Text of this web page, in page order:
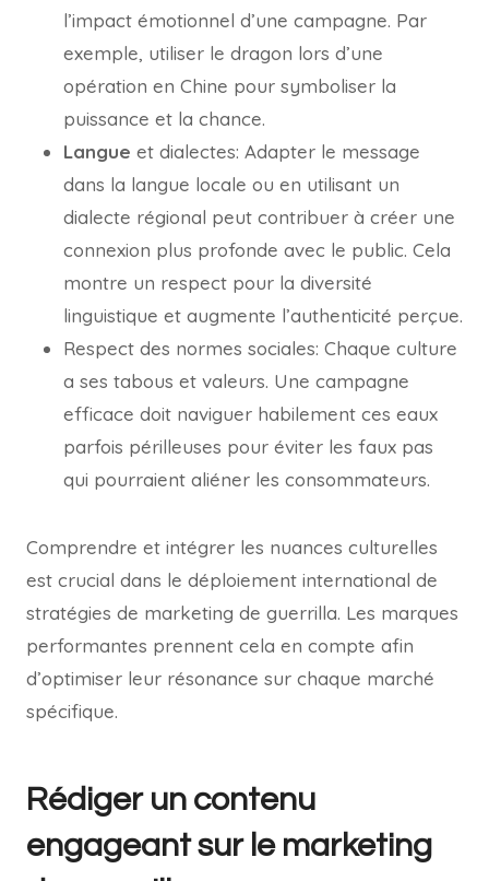
l’impact émotionnel d’une campagne. Par
exemple, utiliser le dragon lors d’une
opération en Chine pour symboliser la
puissance et la chance.
Langue et dialectes: Adapter le message
dans la langue locale ou en utilisant un
dialecte régional peut contribuer à créer une
connexion plus profonde avec le public. Cela
montre un respect pour la diversité
linguistique et augmente l’authenticité perçue.
Respect des normes sociales: Chaque culture
a ses tabous et valeurs. Une campagne
efficace doit naviguer habilement ces eaux
parfois périlleuses pour éviter les faux pas
qui pourraient aliéner les consommateurs.
Comprendre et intégrer les nuances culturelles
est crucial dans le déploiement international de
stratégies de marketing de guerrilla. Les marques
performantes prennent cela en compte afin
d’optimiser leur résonance sur chaque marché
spécifique.
Rédiger un contenu
engageant sur le marketing